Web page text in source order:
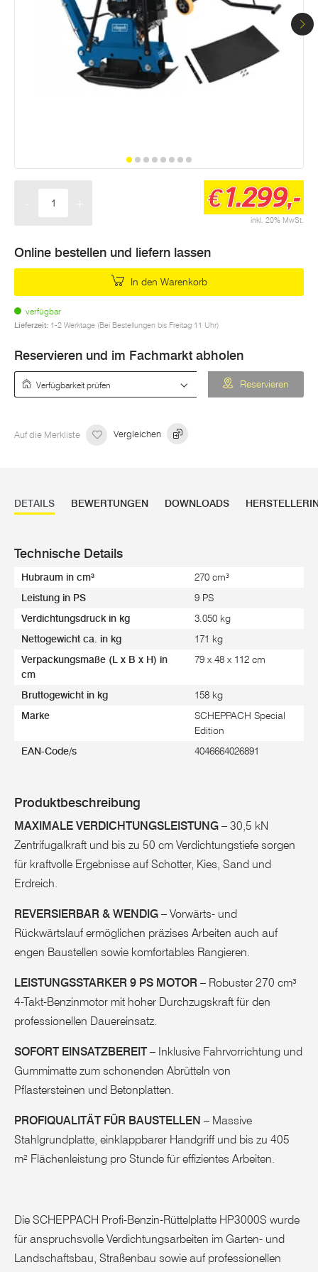
inkl. 20% MwSt.
€1.299,-
Online bestellen und liefern lassen
In den Warenkorb
verfügbar
Lieferzeit: 1-2 Werktage (Bei Bestellungen bis Freitag 11 Uhr)
Reservieren und im Fachmarkt abholen
Reservieren
Auf die Merkliste Vergleichen
DETAILS BEWERTUNGEN DOWNLOADS
Technische Details
Hubraum in cm³ 270 cm³
Leistung in PS 9 PS
Verdichtungsdruck in kg 3.050 kg
Nettogewicht ca. in kg 171 kg
Verpackungsmaße (L x B x H) in
cm
79 x 48 x 112 cm
Bruttogewicht in kg 158 kg
Marke
SCHEPPACH Special
Edition
EAN-Code/s 4046664026891
Produktbeschreibung
MAXIMALE VERDICHTUNGSLEISTUNG – 30,5 kN
Zentrifugalkraft und bis zu 50 cm Verdichtungstiefe sorgen
für kraftvolle Ergebnisse auf Schotter, Kies, Sand und
Erdreich.
REVERSIERBAR & WENDIG – Vorwärts- und
Rückwärtslauf ermöglichen präzises Arbeiten auch auf
engen Baustellen sowie komfortables Rangieren.
LEISTUNGSSTARKER 9 PS MOTOR – Robuster 270 cm³
4-Takt-Benzinmotor mit hoher Durchzugskraft für den
professionellen Dauereinsatz.
SOFORT EINSATZBEREIT– Inklusive Fahrvorrichtung und
Gummimatte zum schonenden Abrütteln von
Pflastersteinen und Betonplatten.
PROFIQUALITÄT FÜR BAUSTELLEN – Massive
Stahlgrundplatte, einklappbarer Handgriff und bis zu 405
m² Flächenleistung pro Stunde für effizientes Arbeiten.
Die SCHEPPACH Profi-Benzin-Rüttelplatte HP3000S wurde
für anspruchsvolle Verdichtungsarbeiten im Garten- und
Landschaftsbau, Straßenbau sowie auf professionellen